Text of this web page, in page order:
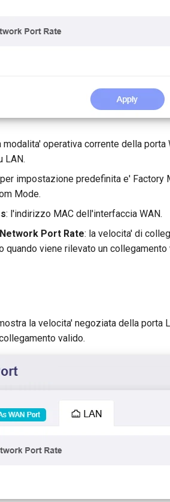
modalita' operativa corrente della
LAN.
impostazione predefinita e' Factory
Mode.
: l'indirizzo MAC dell'interfaccia WAN.
Port Rate: la velocita' di
quando viene rilevato un collegamento
la velocita' negoziata della porta
valido.